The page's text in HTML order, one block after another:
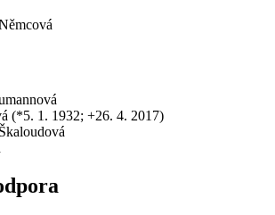
(*5. 1. 1932; +26. 4. 2017)